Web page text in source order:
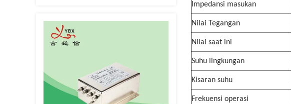
Impedansi masukan
Nilai Tegangan
Nilai saat ini
Suhu lingkungan
Kisaran suhu
Frekuensi operasi